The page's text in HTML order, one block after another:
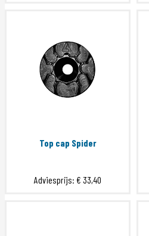
Top cap Spider
Adviesprijs: € 33,40